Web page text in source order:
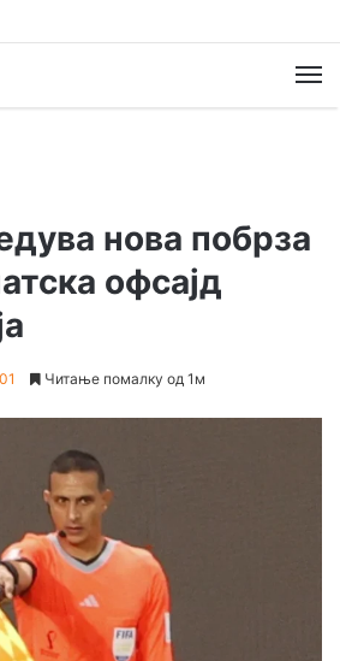
нова побрза
офсајд
Читање помалку од 1м